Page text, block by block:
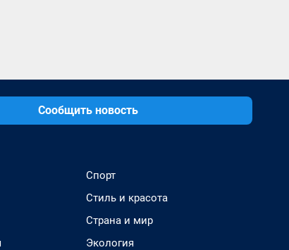
Сообщить новость
Спорт
Стиль и красота
Страна и мир
Экология